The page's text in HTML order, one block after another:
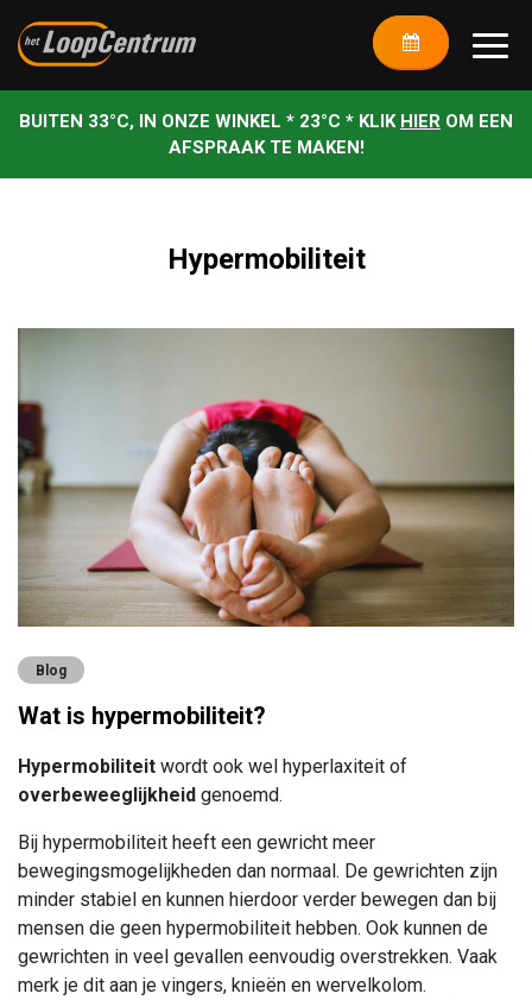
BUITEN 33°C, IN ONZE WINKEL * 23°C * KLIK HIER OM EEN
AFSPRAAK TE MAKEN!
Hypermobiliteit
Blog
Wat is hypermobiliteit?
Hypermobiliteit wordt ook wel hyperlaxiteit of
overbeweeglijkheid genoemd.
Bij hypermobiliteit heeft een gewricht meer
bewegingsmogelijkheden dan normaal. De gewrichten zijn
minder stabiel en kunnen hierdoor verder bewegen dan bij
mensen die geen hypermobiliteit hebben. Ook kunnen de
gewrichten in veel gevallen eenvoudig overstrekken. Vaak
merk je dit aan je vingers, knieën en wervelkolom.